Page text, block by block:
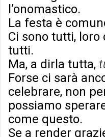
l’onomastico.
La festa è
Ci sono tutti,
tutti.
Ma, a dirla tutta,
Forse ci sarà
celebrare, non
possiamo
come questo.
Se a render